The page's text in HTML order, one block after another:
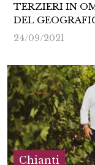
TERZIERI IN
DEL
24/09/2021
Chianti